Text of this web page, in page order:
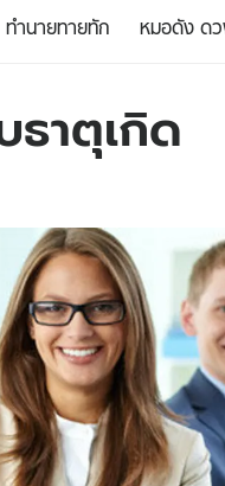
- ตรวจหวย
ยไทย
กโซเชียลได้ที่
ทํานายทายทัก หมอดัง ดว
าตุเกิด